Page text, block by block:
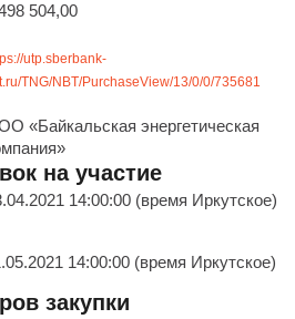
НА НАШУ РАССЫЛКУ
504,00
utp.sberbank-
TNG/NBT/PurchaseView/13/0/0/735681
«Байкальская энергетическая
на участие
14:00:00 (время Иркутское)
14:00:00 (время Иркутское)
закупки